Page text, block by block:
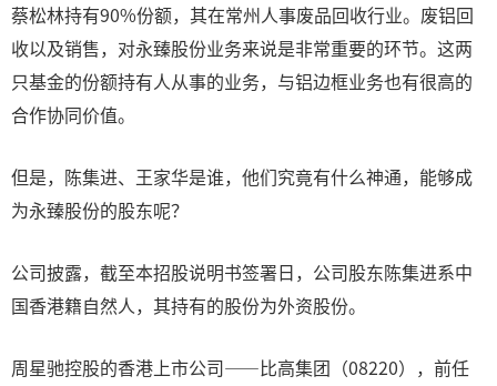
蔡松林持有90%份额，其在常州人事废品回收行业。废铝回
收以及销售，对永臻股份业务来说是非常重要的环节。这两
只基金的份额持有人从事的业务，与铝边框业务也有很高的
合作协同价值。
但是，陈集进、王家华是谁，他们究竟有什么神通，能够成
为永臻股份的股东呢？
公司披露，截至本招股说明书签署日，公司股东陈集进系中
国香港籍自然人，其持有的股份为外资股份。
周星驰控股的香港上市公司——比高集团（08220），前任